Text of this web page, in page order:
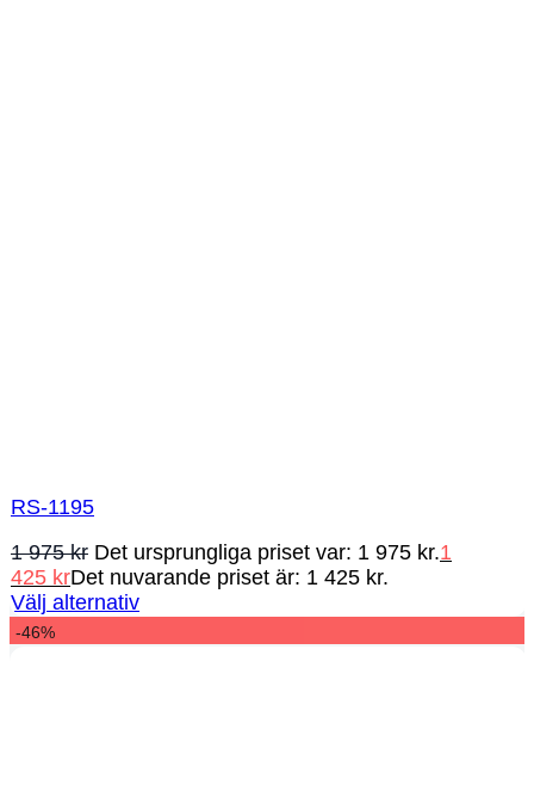
RS-1195
1 975kr Det ursprungliga priset var: 1 975 kr.1
425 krDet nuvarande priset är: 1 425 kr.
Välj alternativ
-46%